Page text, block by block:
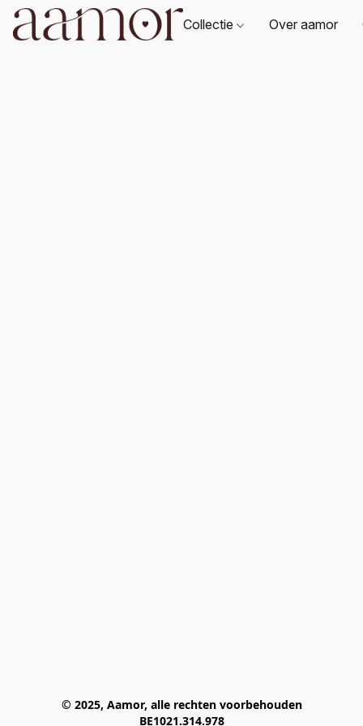
Collectie Over aamor
© 2025, Aamor, alle rechten voorbehouden
BE1021.314.978